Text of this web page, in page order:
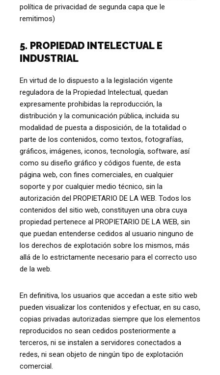
política de privacidad de segunda capa que le
remitimos)
5. PROPIEDAD INTELECTUAL E
INDUSTRIAL
En virtud de lo dispuesto a la legislación vigente
reguladora de la Propiedad Intelectual, quedan
expresamente prohibidas la reproducción, la
distribución y la comunicación pública, incluida su
modalidad de puesta a disposición, de la totalidad o
parte de los contenidos, como textos, fotografías,
gráficos, imágenes, iconos, tecnología, software, así
como su diseño gráfico y códigos fuente, de esta
página web, con fines comerciales, en cualquier
soporte y por cualquier medio técnico, sin la
autorización del PROPIETARIO DE LA WEB. Todos los
contenidos del sitio web, constituyen una obra cuya
propiedad pertenece al PROPIETARIO DE LA WEB, sin
que puedan entenderse cedidos al usuario ninguno de
los derechos de explotación sobre los mismos, más
allá de lo estrictamente necesario para el correcto uso
de la web.
En definitiva, los usuarios que accedan a este sitio web
pueden visualizar los contenidos y efectuar, en su caso,
copias privadas autorizadas siempre que los elementos
reproducidos no sean cedidos posteriormente a
terceros, ni se instalen a servidores conectados a
redes, ni sean objeto de ningún tipo de explotación
comercial.